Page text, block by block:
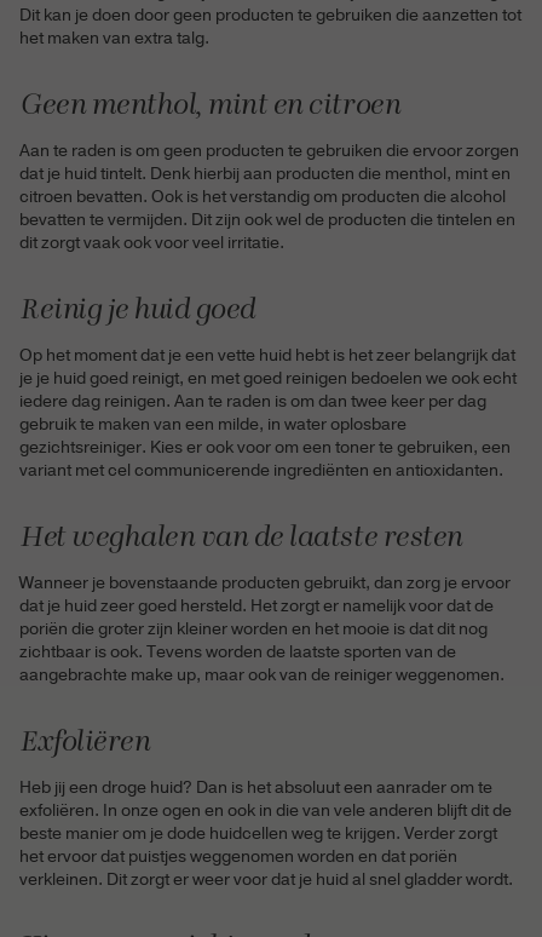
Dit kan je doen door geen producten te gebruiken die aanzetten tot
het maken van extra talg.
Geen menthol, mint en citroen
Aan te raden is om geen producten te gebruiken die ervoor zorgen
dat je huid tintelt. Denk hierbij aan producten die menthol, mint en
citroen bevatten. Ook is het verstandig om producten die alcohol
bevatten te vermijden. Dit zijn ook wel de producten die tintelen en
dit zorgt vaak ook voor veel irritatie.
Reinig je huid goed
Op het moment dat je een vette huid hebt is het zeer belangrijk dat
je je huid goed reinigt, en met goed reinigen bedoelen we ook echt
iedere dag reinigen. Aan te raden is om dan twee keer per dag
gebruik te maken van een milde, in water oplosbare
gezichtsreiniger. Kies er ook voor om een toner te gebruiken, een
variant met cel communicerende ingrediënten en antioxidanten.
Het weghalen van de laatste resten
Wanneer je bovenstaande producten gebruikt, dan zorg je ervoor
dat je huid zeer goed hersteld. Het zorgt er namelijk voor dat de
poriën die groter zijn kleiner worden en het mooie is dat dit nog
zichtbaar is ook. Tevens worden de laatste sporten van de
aangebrachte make up, maar ook van de reiniger weggenomen.
Exfoliëren
Heb jij een droge huid? Dan is het absoluut een aanrader om te
exfoliëren. In onze ogen en ook in die van vele anderen blijft dit de
beste manier om je dode huidcellen weg te krijgen. Verder zorgt
het ervoor dat puistjes weggenomen worden en dat poriën
verkleinen. Dit zorgt er weer voor dat je huid al snel gladder wordt.